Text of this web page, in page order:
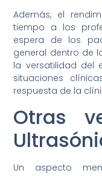
Además, el
tiempo a los
espera de los
general dentro de
la versatilidad del
situaciones
respuesta de la
Otras
Un aspecto